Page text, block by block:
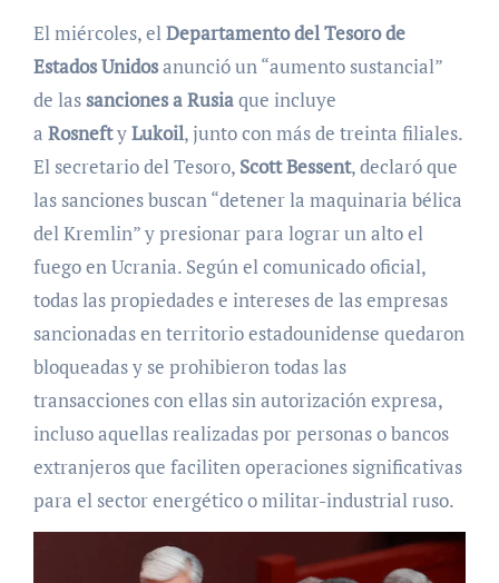
El miércoles, elDepartamento del Tesoro de
Estados Unidosanunció un “aumento sustancial”
de las sanciones a Rusiaque incluye
a RosneftyLukoil, junto con más de treinta filiales.
El secretario del Tesoro, Scott Bessent, declaró que
las sanciones buscan “detener la maquinaria bélica
del Kremlin” y presionar para lograr un alto el
fuego en Ucrania. Según el comunicado oficial,
todas las propiedades e intereses de las empresas
sancionadas en territorio estadounidense quedaron
bloqueadas y se prohibieron todas las
transacciones con ellas sin autorización expresa,
incluso aquellas realizadas por personas o bancos
extranjeros que faciliten operaciones significativas
para el sector energético o militar-industrial ruso.